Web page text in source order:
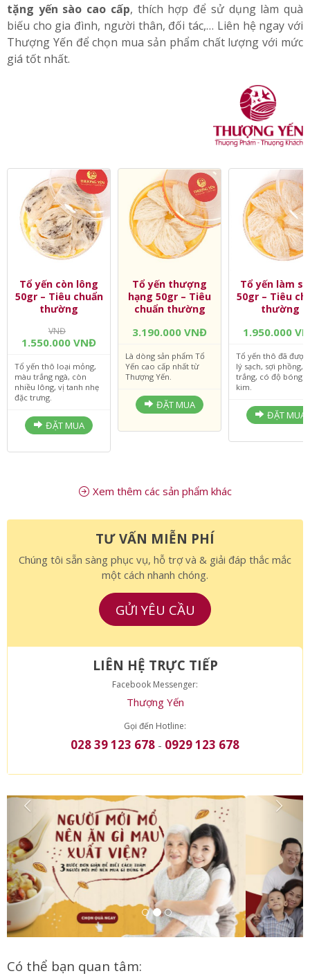
chất lượng cao với quy trình khai thác và chế biến đạt
chuẩn. Đặc biệt, chúng tôi còn cung cấp dịch vụQuà
tặng yến sào cao cấp, thích hợp để sử dụng làm quà
biếu cho gia đình, người thân, đối tác,… Liên hệ ngay với
Thượng Yến để chọn mua sản phẩm chất lượng với mức
50gr – Tiêu chuẩn
thường
VNĐ
1.550.000 VNĐ
màu trắng ngà, còn
nhiều lông, vị tanh nhẹ
đặc trưng.
hạng 50gr – Tiêu
3.190.000 VNĐ
Là dòng sản phẩm Tổ
Yến cao cấp nhất từ
Thượng Yến.
50gr – Tiêu
1.950.000
lý sạch, sợi phồng,
trắng, có độ bóng
Xem thêm các sản phẩm khác
TƯ VẤN MIỄN PHÍ
Chúng tôi sẵn sàng phục vụ, hỗ trợ và & giải đáp thắc mắc
một cách nhanh chóng.
GỬI YÊU CẦU
LIÊN HỆ TRỰC TIẾP
Facebook Messenger:
Thượng Yến